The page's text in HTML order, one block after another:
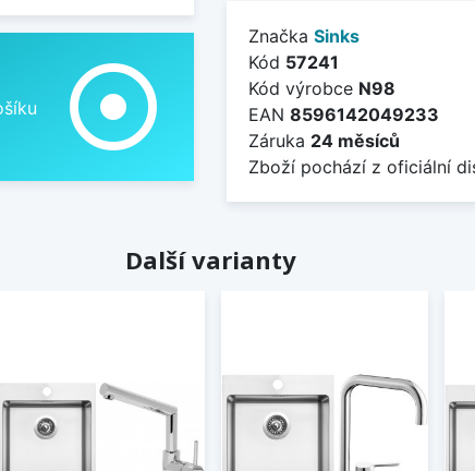
adjust
Značka Sinks
Kód 57241
Kód výrobce N98
EAN 8596142049233
Záruka 24 měsíců
Zboží pochází z oficiální
Další varianty